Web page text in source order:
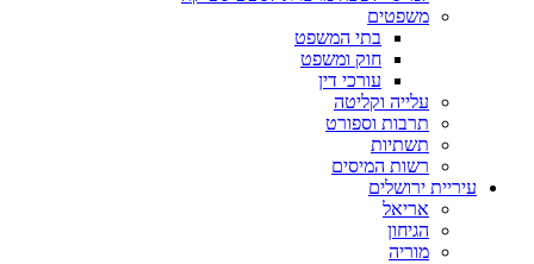
משפטים
בתי המשפט
חוק ומשפט
עורכי דין
עלייה וקליטה
תרבות וספורט
תשתיות
רשות המיסים
עיריית ירושלים
אריאל
הגיחון
מוריה